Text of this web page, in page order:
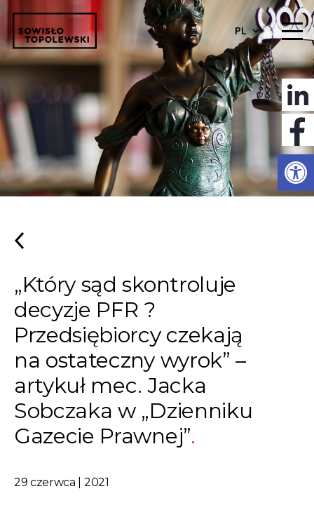
PL
„Który sąd skontroluje
decyzje PFR ?
Przedsiębiorcy czekają
na ostateczny wyrok” –
artykuł mec. Jacka
Sobczaka w „Dzienniku
Gazecie Prawnej”
29 czerwca | 2021